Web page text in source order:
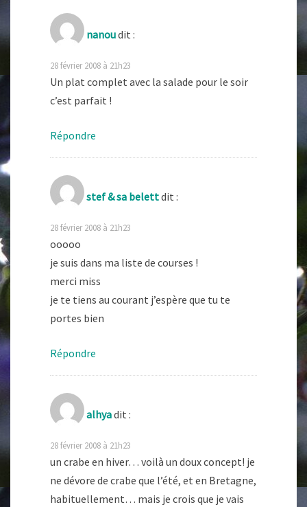
nanoudit :
28 février 2008 à 21h23
Un plat complet avec la salade pour le soir
c’est parfait !
Répondre
stef & sa belettdit :
28 février 2008 à 21h23
ooooo
je suis dans ma liste de courses !
merci miss
je te tiens au courant j’espère que tu te
portes bien
Répondre
alhyadit :
28 février 2008 à 21h23
un crabe en hiver… voilà un doux concept! je
ne dévore de crabe que l’été, et en Bretagne,
habituellement… mais je crois que je vais